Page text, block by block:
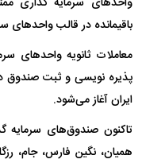
باقیمانده در قالب
معاملات ثانویه واحد‌های
پذیره نویسی و ثبت صندوق
ایران آغاز می‌شود.
تاکنون صندوق‌های سرمایه
همیان، نگین فارس، جام،